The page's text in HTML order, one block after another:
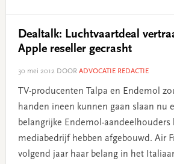
Dealtalk: Luchtvaartdeal
Apple reseller gecrasht
30 mei 2012DOOR ADVOCATIE REDACTIE
TV-producenten Talpa en Endemol
handen ineen kunnen gaan slaan nu
belangrijke Endemol-
mediabedrijf hebben afgebouwd. Air
volgend jaar haar belang in het